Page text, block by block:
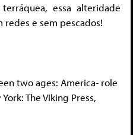
essa alteridade
e sem pescados!
two ages: America- role
The Viking Press,